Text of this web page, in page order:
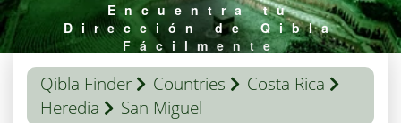
Encuentra tu
Dirección de Qibla
Fácilmente
Qibla Finder Countries
Costa Rica
Heredia
San Miguel